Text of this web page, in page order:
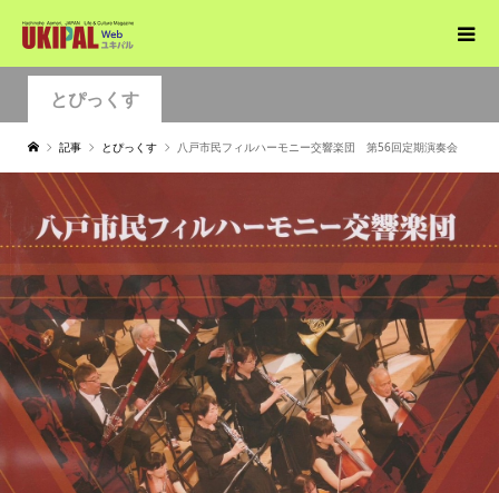
とぴっくす
記事 とぴっくす 八戸市民フィルハーモニー交響楽団 第56回定期演奏会